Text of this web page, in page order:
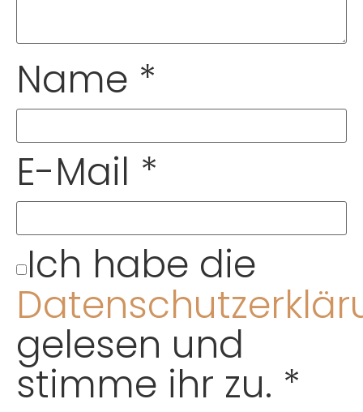
Name *
E-Mail *
Ich habe die
gelesen und
stimme ihr zu. *